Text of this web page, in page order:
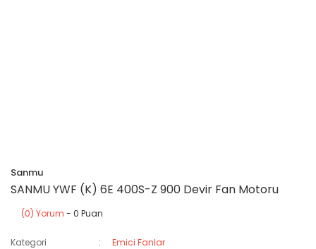
Sanmu
SANMU YWF (K) 6E 400S-Z 900 Devir Fan Motoru
(0) Yorum - 0 Puan
Kategori
Emici Fanlar